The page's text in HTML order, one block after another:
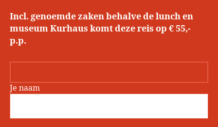
Incl. genoemde zaken behalve de lunch en
museum Kurhaus komt deze reis op € 55,-
p.p.
Je naam